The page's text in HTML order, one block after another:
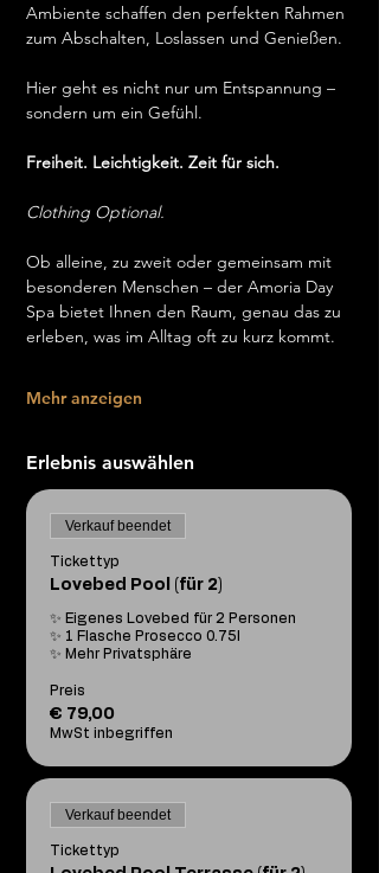
Ambiente schaffen den perfekten Rahmen
zum Abschalten, Loslassen und Genießen.
Hier geht es nicht nur um Entspannung –
sondern um ein Gefühl.
Freiheit. Leichtigkeit. Zeit für sich.
Clothing Optional.
Ob alleine, zu zweit oder gemeinsam mit
besonderen Menschen – der Amoria Day
Spa bietet Ihnen den Raum, genau das zu
erleben, was im Alltag oft zu kurz kommt.
Mehr anzeigen
Erlebnis auswählen
Verkauf beendet
Tickettyp
Lovebed Pool (für 2)
✨ Eigenes Lovebed für 2 Personen
✨ 1 Flasche Prosecco 0.75l
✨ Mehr Privatsphäre
Preis
€ 79,00
MwSt inbegriffen
Verkauf beendet
Tickettyp